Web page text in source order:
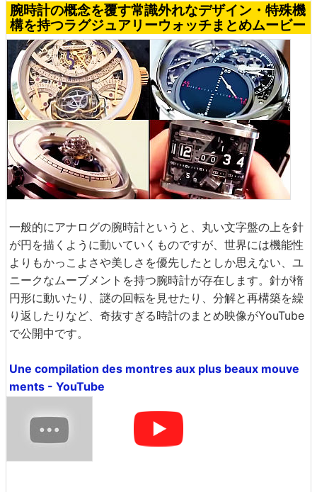
腕時計の概念を覆す常識外れなデザイン・特殊機
構を持つラグジュアリーウォッチまとめムービー
一般的にアナログの腕時計というと、丸い文字盤の上を針
が円を描くように動いていくものですが、世界には機能性
よりもかっこよさや美しさを優先したとしか思えない、ユ
ニークなムーブメントを持つ腕時計が存在します。針が楕
円形に動いたり、謎の回転を見せたり、分解と再構築を繰
り返したりなど、奇抜すぎる時計のまとめ映像がYouTube
で公開中です。
Une compilation des montres aux plus beaux mouve
ments - YouTube